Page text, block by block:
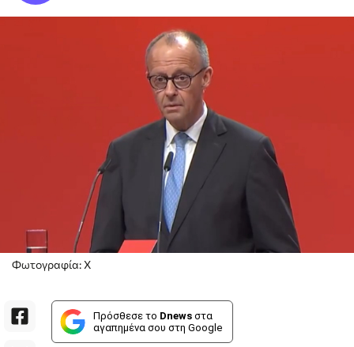
Φωτογραφία: Χ
Πρόσθεσε το Dnews στα
αγαπημένα σου στη Google